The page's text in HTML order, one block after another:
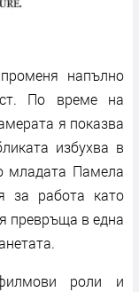
напълно
По време на
я показва
избухва в
младата Памела
за работа като
превръща в една
роли и